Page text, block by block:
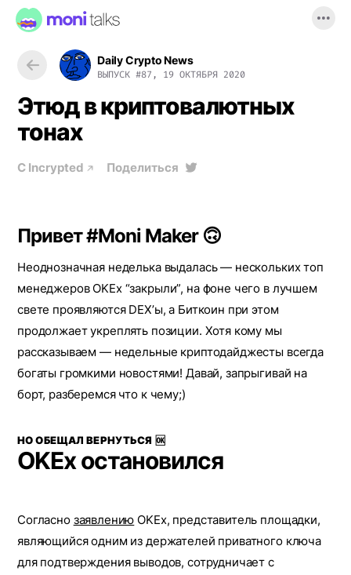
Daily Crypto News
ВЫПУСК #87, 19 ОКТЯБРЯ 2020
Этюд в криптовалютных
тонах
С Incrypted Поделиться
Привет #Moni Maker 🙃
Неоднозначная неделька выдалась — нескольких топ
менеджеров OKEx “закрыли”, на фоне чего в лучшем
свете проявляются DEX’ы, а Биткоин при этом
продолжает укреплять позиции. Хотя кому мы
рассказываем — недельные криптодайджесты всегда
богаты громкими новостями! Давай, запрыгивай на
борт, разберемся что к чему;)
НО ОБЕЩАЛ ВЕРНУТЬСЯ 🆗
OKEx остановился
Согласно заявлению OKEx, представитель площадки,
являющийся одним из держателей приватного ключа
для подтверждения выводов, сотрудничает с